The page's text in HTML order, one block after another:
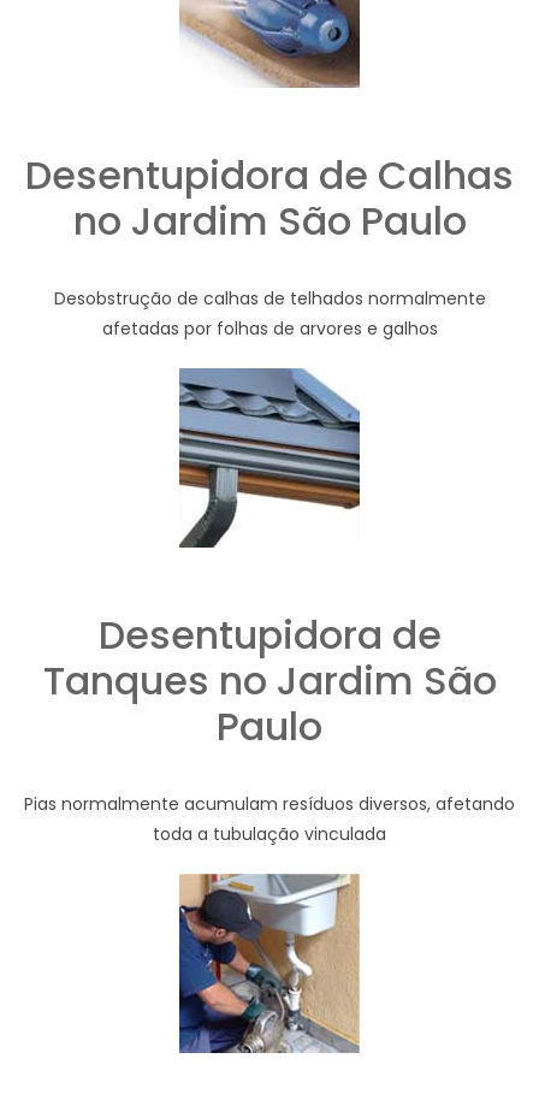
Desentupidora de Calhas
no Jardim São Paulo
Desobstrução de calhas de telhados normalmente
afetadas por folhas de arvores e galhos
Desentupidora de
Tanques no Jardim São
Paulo
Pias normalmente acumulam resíduos diversos, afetando
toda a tubulação vinculada